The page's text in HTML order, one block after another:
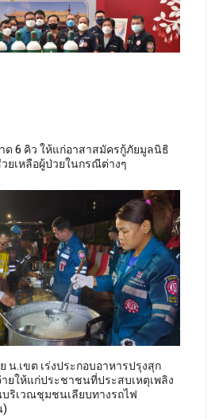
ด 6 คิว ให้แก่อาสาสมัครกู้ภัยมูลนิธิ
ยเหลือผู้ป่วยในกรณีต่างๆ
น.เขต เร่งประกอบอาหารปรุงสุก
ยให้แก่ประชาชนที่ประสบเหตุเพลิง
ริเวณชุมชนเลียบทางรถไฟ
)